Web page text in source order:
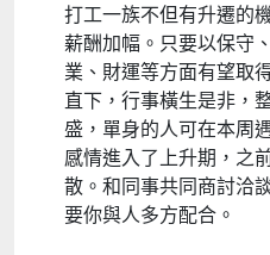
打工一族不但有升遷的
薪酬加幅。只要以保守
業、財運等方面有望取
直下，行事橫生是非，
盛，單身的人可在本周
感情進入了上升期，之
散。和同事共同商討洽
要你與人多方配合。